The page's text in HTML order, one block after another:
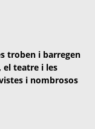
troben i barregen
el teatre i les
i nombrosos